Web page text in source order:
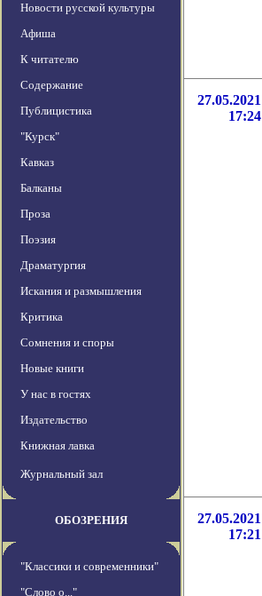
Новости русской культуры
Афиша
К читателю
Содержание
Публицистика
"Курск"
Кавказ
Балканы
Проза
Поэзия
Драматургия
Искания и размышления
Критика
Сомнения и споры
Новые книги
У нас в гостях
Издательство
Книжная лавка
Журнальный зал
ОБОЗРЕНИЯ
"Классики и современники"
"Слово о..."
27.05.2021
17:24
27.05.2021
17:21